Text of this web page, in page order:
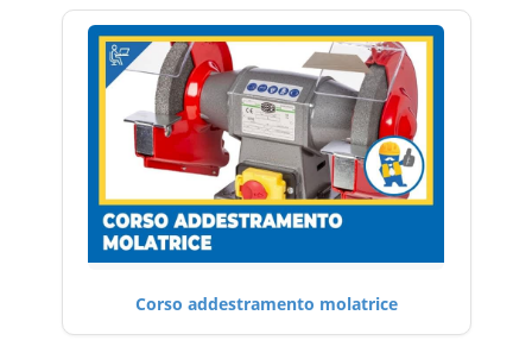
Corso addestramento molatrice